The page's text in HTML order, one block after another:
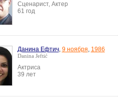
Сценарист, Актер
61 год
Данина Ефтич, 9 ноября, 1986
Danina Jeftić
Актриса
39 лет